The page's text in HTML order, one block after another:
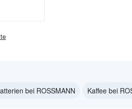
bei ROSSMANN Kaffee bei